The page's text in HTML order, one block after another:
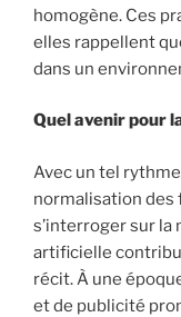
homogène. Ces
elles rappellent
dans un
Quel avenir pour
Avec un tel
normalisation
s’interroger sur la
artificielle
récit. À une
et de publicité